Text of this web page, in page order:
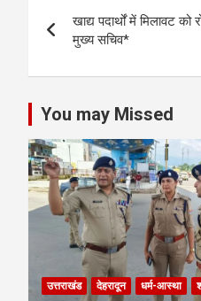
A
p
p
o
o
k
navigation
खाद्य पदार्थों में मिलावट
मुख्य सचिव*
You may Missed
उत्तराखंड देहरादून धर्म-आस्था